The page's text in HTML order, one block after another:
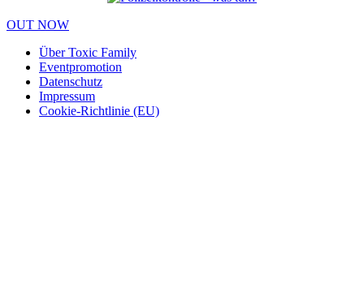
OUT NOW
Über Toxic Family
Eventpromotion
Datenschutz
Impressum
Cookie-Richtlinie (EU)